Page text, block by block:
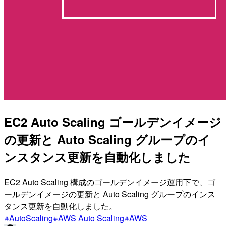
EC2 Auto Scaling ゴールデンイメージ
の更新と Auto Scaling グループのイ
ンスタンス更新を自動化しました
EC2 Auto Scaling 構成のゴールデンイメージ運用下で、ゴ
ールデンイメージの更新と Auto Scaling グループのインス
タンス更新を自動化しました。
AutoScaling AWS Auto Scaling AWS